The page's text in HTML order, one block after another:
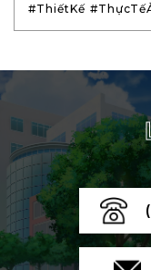
#ThiếtKế